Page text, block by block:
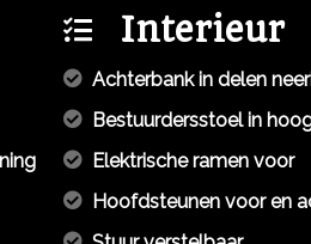
Interieur
Achterbank in delen
Bestuurdersstoel in
Elektrische ramen voor
Hoofdsteunen voor en